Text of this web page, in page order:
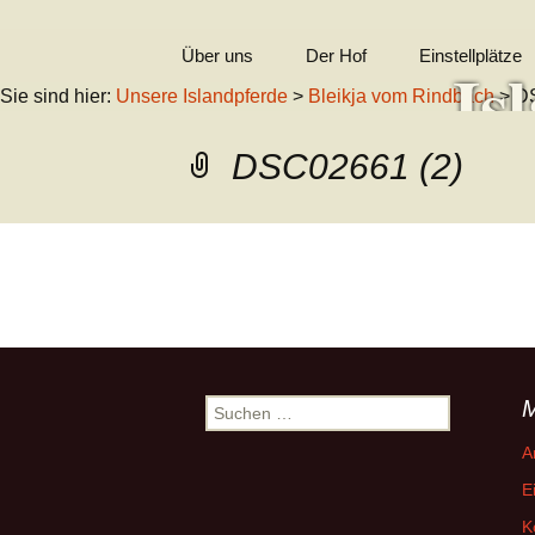
Zum
springen
Über uns
In Erinnerung
Kontakt
Der Hof
Einstellplätze
Sie sind hier: Unsere Islandpferde > Bleikja vom Rindbach>
DSC02661 (2)
←
Suchen
nach: